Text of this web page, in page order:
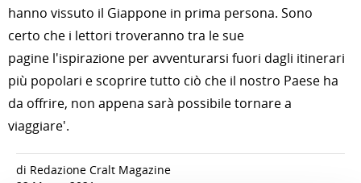
hanno vissuto il Giappone in prima persona. Sono
certo che i lettori troveranno tra le sue
pagine l'ispirazione per avventurarsi fuori dagli itinerari
più popolari e scoprire tutto ciò che il nostro Paese ha
da offrire, non appena sarà possibile tornare a
viaggiare'.
di Redazione Cralt Magazine